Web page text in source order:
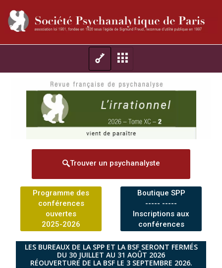
Trouver un psychanalyste
Programme des
conférences
ouvertes
2025-2026
Boutique SPP
----- -----
Inscriptions aux
conférences
LES BUREAUX DE LA SPP ET LA BSF SERONT FERMÉS
DU 30 JUILLET AU 31 AOÛT 2026
RÉOUVERTURE DE LA BSF LE 3 SEPTEMBRE 2026.